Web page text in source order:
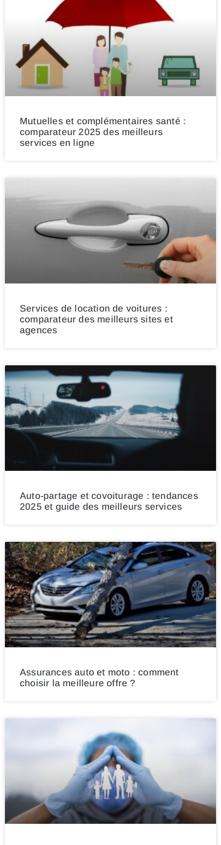
Mutuelles et complémentaires santé :
comparateur 2025 des meilleurs
services en ligne
Services de location de voitures :
comparateur des meilleurs sites et
agences
Auto-partage et covoiturage : tendances
2025 et guide des meilleurs services
Assurances auto et moto : comment
choisir la meilleure offre ?